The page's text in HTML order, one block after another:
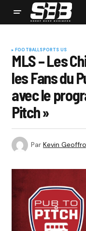
FOOTBALLSPORTS US
MLS – Les
les Fans du
avec le
Pitch »
Par Kevin